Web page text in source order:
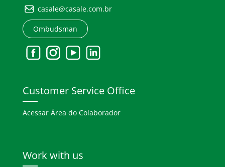
casale@casale.com.br
Ombudsman
Customer Service Office
Acessar Área do Colaborador
Work with us